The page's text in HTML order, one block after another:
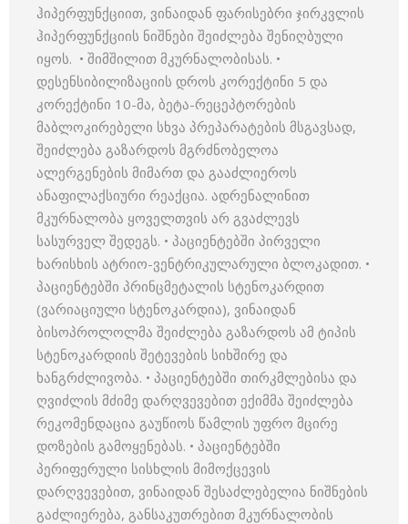
ჰიპერფუნქციით, ვინაიდან ფარისებრი ჯირკვლის
ჰიპერფუნქციის ნიშნები შეიძლება შენიღბული
იყოს. • შიმშილით მკურნალობისას. •
დესენსიბილიზაციის დროს კორექტინი 5 და
კორექტინი 10-მა, ბეტა-რეცეპტორების
მაბლოკირებელი სხვა პრეპარატების მსგავსად,
შეიძლება გაზარდოს მგრძნობელოა
ალერგენების მიმართ და გააძლიეროს
ანაფილაქსიური რეაქცია. ადრენალინით
მკურნალობა ყოველთვის არ გვაძლევს
სასურველ შედეგს. • პაციენტებში პირველი
ხარისხის ატრიო-ვენტრიკულარული ბლოკადით. •
პაციენტებში პრინცმეტალის სტენოკარდით
(ვარიაციული სტენოკარდია), ვინაიდან
ბისოპროლოლმა შეიძლება გაზარდოს ამ ტიპის
სტენოკარდიის შეტევების სიხშირე და
ხანგრძლივობა. • პაციენტებში თირკმლებისა და
ღვიძლის მძიმე დარღვევებით ექიმმა შეიძლება
რეკომენდაცია გაუწიოს წამლის უფრო მცირე
დოზების გამოყენებას. • პაციენტებში
პერიფერული სისხლის მიმოქცევის
დარღვევებით, ვინაიდან შესაძლებელია ნიშნების
გაძლიერება, განსაკუთრებით მკურნალობის